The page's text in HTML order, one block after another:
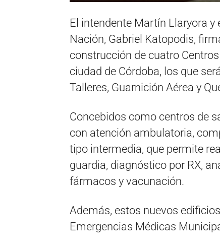
El intendente Martín Llaryora
Nación, Gabriel Katopodis,
construcción de cuatro
ciudad de Córdoba, los que
Talleres, Guarnición Aérea y
Concebidos como centros de
con atención ambulatoria,
tipo intermedia, que permite
guardia, diagnóstico por RX,
fármacos y vacunación.
Además, estos nuevos
Emergencias Médicas